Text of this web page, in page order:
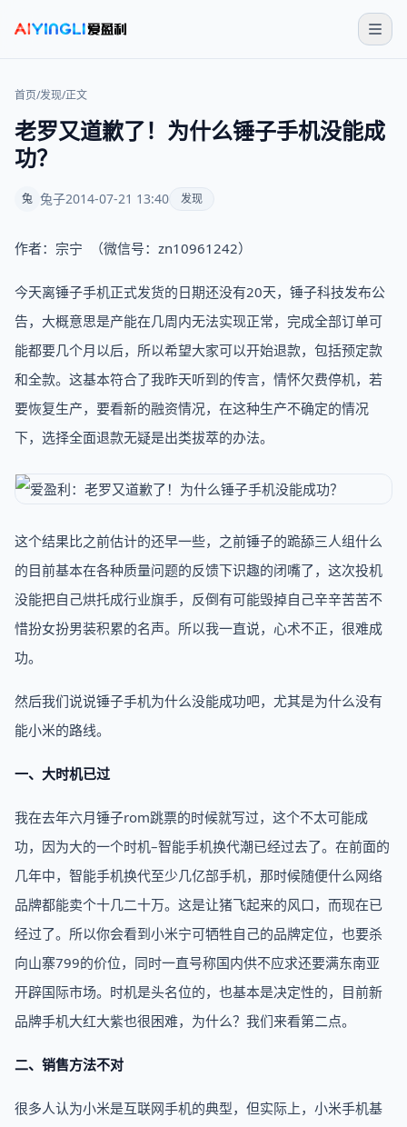
首页/发现/正文
老罗又道歉了！为什么锤子手机没能成
功？
兔 兔子2014-07-21 13:40 发现
作者：宗宁 （微信号：zn10961242）
今天离锤子手机正式发货的日期还没有20天，锤子科技发布公
告，大概意思是产能在几周内无法实现正常，完成全部订单可
能都要几个月以后，所以希望大家可以开始退款，包括预定款
和全款。这基本符合了我昨天听到的传言，情怀欠费停机，若
要恢复生产，要看新的融资情况，在这种生产不确定的情况
下，选择全面退款无疑是出类拔萃的办法。
这个结果比之前估计的还早一些，之前锤子的跪舔三人组什么
的目前基本在各种质量问题的反馈下识趣的闭嘴了，这次投机
没能把自己烘托成行业旗手，反倒有可能毁掉自己辛辛苦苦不
惜扮女扮男装积累的名声。所以我一直说，心术不正，很难成
功。
然后我们说说锤子手机为什么没能成功吧，尤其是为什么没有
能小米的路线。
一、大时机已过
我在去年六月锤子rom跳票的时候就写过，这个不太可能成
功，因为大的一个时机–智能手机换代潮已经过去了。在前面的
几年中，智能手机换代至少几亿部手机，那时候随便什么网络
品牌都能卖个十几二十万。这是让猪飞起来的风口，而现在已
经过了。所以你会看到小米宁可牺牲自己的品牌定位，也要杀
向山寨799的价位，同时一直号称国内供不应求还要满东南亚
开辟国际市场。时机是头名位的，也基本是决定性的，目前新
品牌手机大红大紫也很困难，为什么？我们来看第二点。
二、销售方法不对
很多人认为小米是互联网手机的典型，但实际上，小米手机基